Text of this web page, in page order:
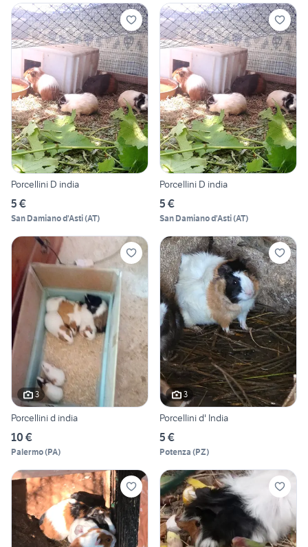
Porcellini D india
5 €
San Damiano d'Asti(AT)
Porcellini D india
5 €
San Damiano d'Asti(AT)
3
Porcellini d india
10 €
Palermo(PA)
3
Porcellini d' India
5 €
Potenza (PZ)